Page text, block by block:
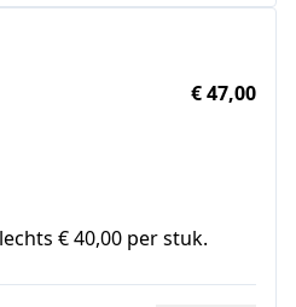
€ 47,00
€ 40,00 per stuk.